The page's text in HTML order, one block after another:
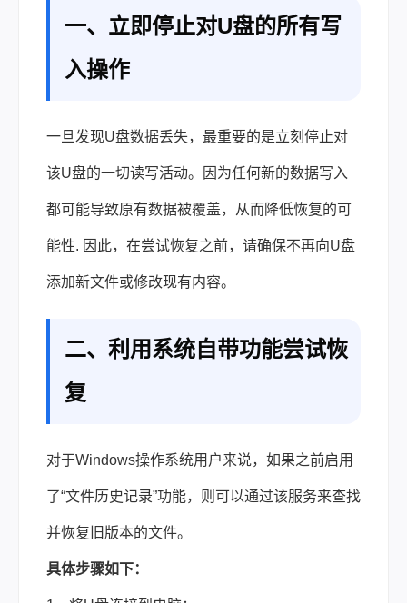
一、立即停止对U盘的所有写
入操作
一旦发现U盘数据丢失，最重要的是立刻停止对
该U盘的一切读写活动。因为任何新的数据写入
都可能导致原有数据被覆盖，从而降低恢复的可
能性. 因此，在尝试恢复之前，请确保不再向U盘
添加新文件或修改现有内容。
二、利用系统自带功能尝试恢
复
对于Windows操作系统用户来说，如果之前启用
了“文件历史记录”功能，则可以通过该服务来查找
并恢复旧版本的文件。
具体步骤如下：